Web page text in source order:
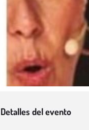
Detalles del evento